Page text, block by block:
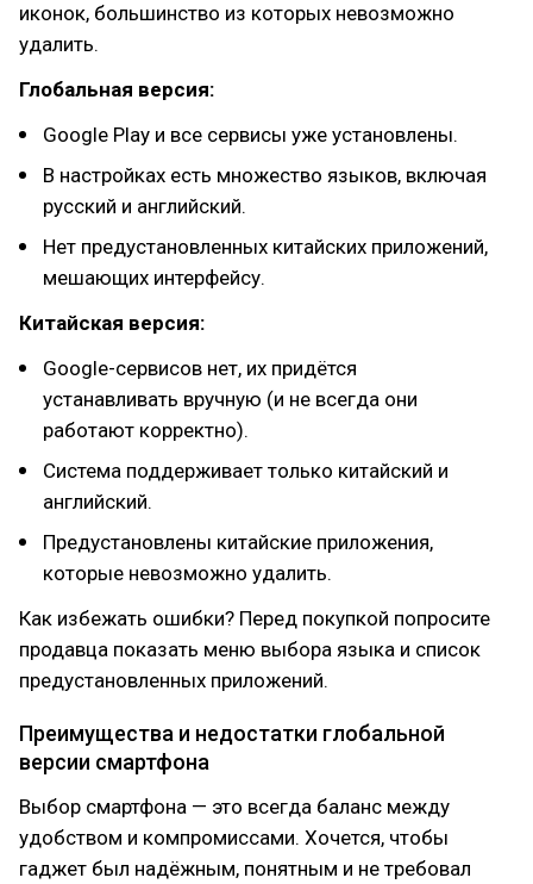
иконок, большинство из которых невозможно
удалить.
Глобальная версия:
Google Play и все сервисы уже установлены.
В настройках есть множество языков, включая
русский и английский.
Нет предустановленных китайских приложений,
мешающих интерфейсу.
Китайская версия:
Google-сервисов нет, их придётся
устанавливать вручную (и не всегда они
работают корректно).
Система поддерживает только китайский и
английский.
Предустановлены китайские приложения,
которые невозможно удалить.
Как избежать ошибки? Перед покупкой попросите
продавца показать меню выбора языка и список
предустановленных приложений.
Преимущества и недостатки глобальной
версии смартфона
Выбор смартфона — это всегда баланс между
удобством и компромиссами. Хочется, чтобы
гаджет был надёжным, понятным и не требовал